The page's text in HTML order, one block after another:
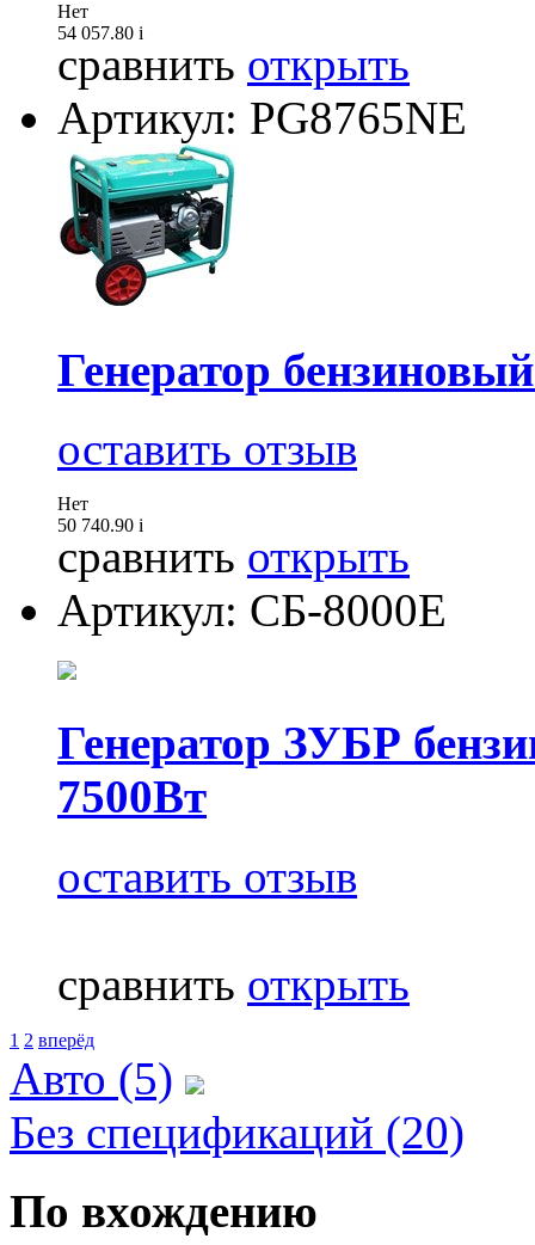
Нет
54 057.80 i
сравнить открыть
Артикул: PG8765NE
Генератор
оставить отзыв
Нет
50 740.90 i
сравнить открыть
Артикул: СБ-8000Е
Генератор ЗУБР
7500Вт
оставить отзыв
сравнить открыть
1 2 вперёд
Авто (5)
Без спецификаций (20)
По вхождению